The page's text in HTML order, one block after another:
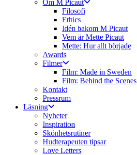
Om M Picaut
Filosofi
Ethics
Idén bakom M Picaut
Vem är Mette Picaut
Mette: Hur allt började
Awards
Filmer
Film: Made in Sweden
Film: Behind the Scenes
Kontakt
Pressrum
Läsning
Nyheter
Inspiration
Skönhetsrutiner
Hudterapeuten tipsar
Love Letters